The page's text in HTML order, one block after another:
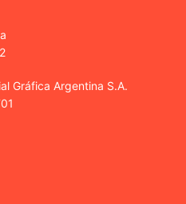
Gráfica Argentina S.A.